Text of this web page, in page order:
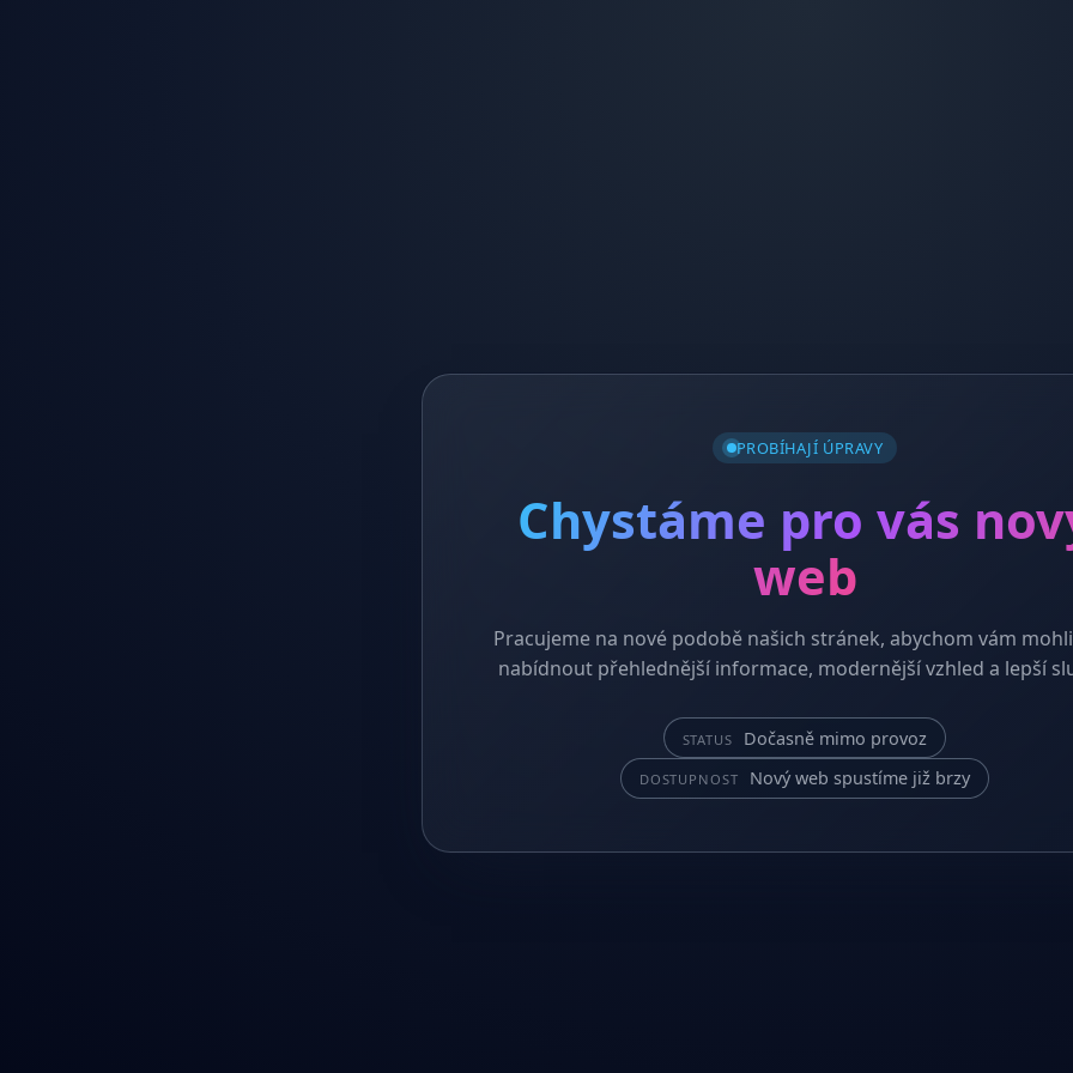
PROBÍHAJÍ ÚPRAVY
Chystáme pro vás
web
Pracujeme na nové podobě našich stránek, abychom vám
nabídnout přehlednější informace, modernější vzhled a lepší
STATUS Dočasně mimo provoz
DOSTUPNOST Nový web spustíme již brzy